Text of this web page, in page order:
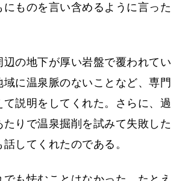
にものを言い含めるように言った
辺の地下が厚い岩盤で覆われてい
域に温泉脈のないことなど、専門
て説明をしてくれた。さらに、過
りで温泉掘削を試みて失敗した
してくれたのである。